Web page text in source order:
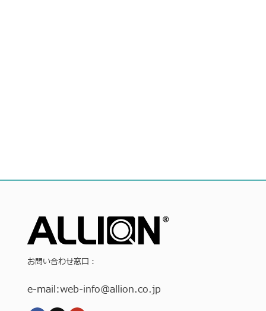
お問い合わせ窓口：
e-mail:web-info@allion.co.jp